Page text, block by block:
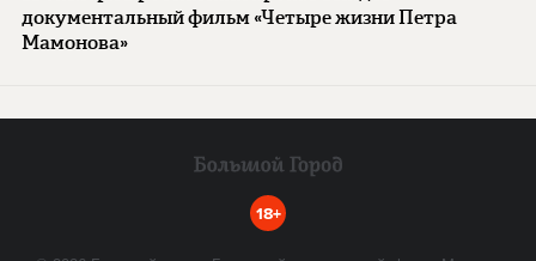
документальный фильм «Четыре жизни Петра
Мамонова»
18+